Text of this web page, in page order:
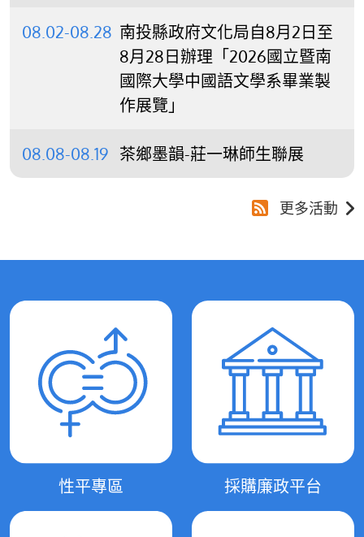
08.02-08.28 南投縣政府文化局自8月2日至
8月28日辦理「2026國立暨南
國際大學中國語文學系畢業製
作展覽」
08.08-08.19 茶鄉墨韻-莊一琳師生聯展
更多活動
性平專區 採購廉政平台